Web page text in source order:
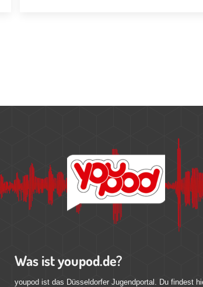
Was ist youpod.de?
youpod ist das Düsseldorfer Jugendportal. Du findest